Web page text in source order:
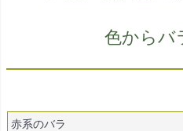
色からバ
赤系のバラ